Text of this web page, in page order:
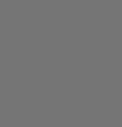
Instagram
auf Facebook
Leben auf